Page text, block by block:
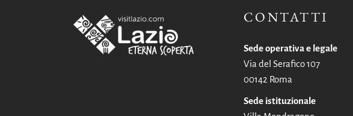
CONTATTI
Sede operativa e legale
Via del Serafico 107
00142 Roma
Sede istituzionale